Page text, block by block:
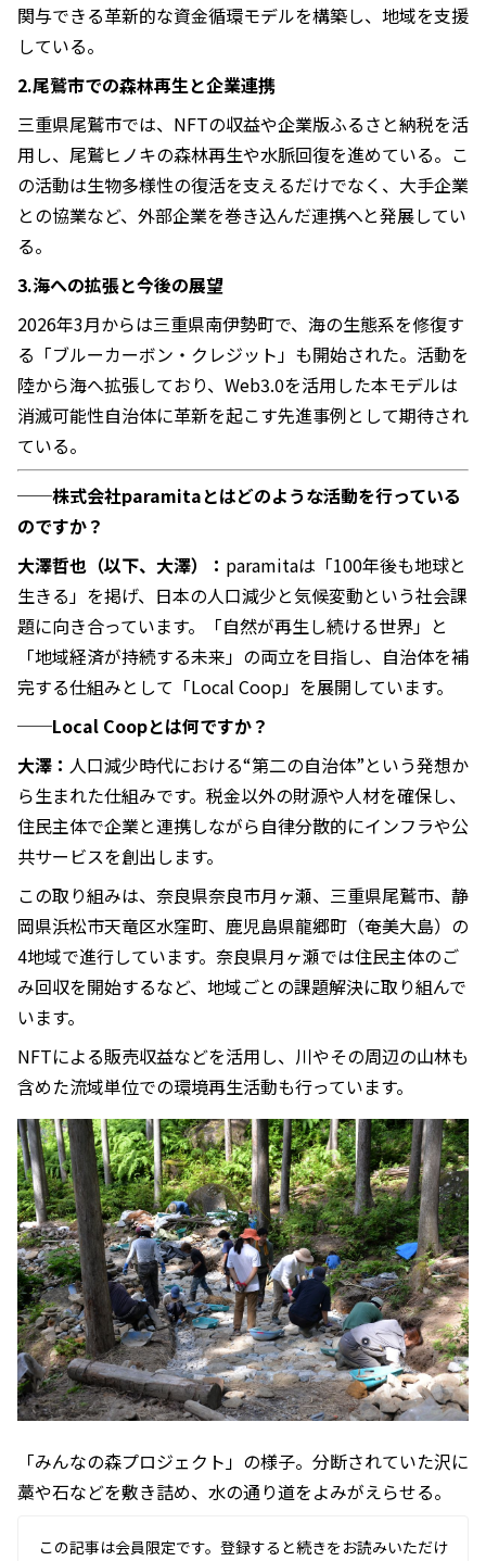
関与できる革新的な資金循環モデルを構築し、地域を支援
している。
2.尾鷲市での森林再生と企業連携
三重県尾鷲市では、NFTの収益や企業版ふるさと納税を活
用し、尾鷲ヒノキの森林再生や水脈回復を進めている。こ
の活動は生物多様性の復活を支えるだけでなく、大手企業
との協業など、外部企業を巻き込んだ連携へと発展してい
る。
3.海への拡張と今後の展望
2026年3月からは三重県南伊勢町で、海の生態系を修復す
る「ブルーカーボン・クレジット」も開始された。活動を
陸から海へ拡張しており、Web3.0を活用した本モデルは
消滅可能性自治体に革新を起こす先進事例として期待され
ている。
──株式会社paramitaとはどのような活動を行っている
のですか？
大澤哲也（以下、大澤）： paramitaは「100年後も地球と
生きる」を掲げ、日本の人口減少と気候変動という社会課
題に向き合っています。「自然が再生し続ける世界」と
「地域経済が持続する未来」の両立を目指し、自治体を補
完する仕組みとして「Local Coop」を展開しています。
──Local Coopとは何ですか？
大澤： 人口減少時代における“第二の自治体”という発想か
ら生まれた仕組みです。税金以外の財源や人材を確保し、
住民主体で企業と連携しながら自律分散的にインフラや公
共サービスを創出します。
この取り組みは、奈良県奈良市月ヶ瀬、三重県尾鷲市、静
岡県浜松市天竜区水窪町、鹿児島県龍郷町（奄美大島）の
4地域で進行しています。奈良県月ヶ瀬では住民主体のご
み回収を開始するなど、地域ごとの課題解決に取り組んで
います。
NFTによる販売収益などを活用し、川やその周辺の山林も
含めた流域単位での環境再生活動も行っています。
「みんなの森プロジェクト」の様子。分断されていた沢に
藁や石などを敷き詰め、水の通り道をよみがえらせる。
この記事は会員限定です。登録すると続きをお読みいただけ